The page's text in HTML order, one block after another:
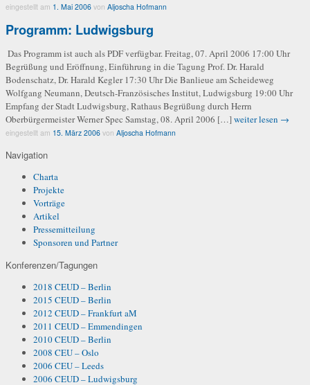
eingestellt am 1. Mai 2006 von Aljoscha Hofmann
Programm: Ludwigsburg
Das Programm ist auch als PDF verfügbar. Freitag, 07. April 2006 17:00 Uhr
Begrüßung und Eröffnung, Einführung in die Tagung Prof. Dr. Harald
Bodenschatz, Dr. Harald Kegler 17:30 Uhr Die Banlieue am Scheideweg
Wolfgang Neumann, Deutsch-Französisches Institut, Ludwigsburg 19:00 Uhr
Empfang der Stadt Ludwigsburg, Rathaus Begrüßung durch Herrn
Oberbürgermeister Werner Spec Samstag, 08. April 2006 […]weiter lesen →
eingestellt am 15. März 2006 von Aljoscha Hofmann
Navigation
Charta
Projekte
Vorträge
Artikel
Pressemitteilung
Sponsoren und Partner
Konferenzen/Tagungen
2018 CEUD – Berlin
2015 CEUD – Berlin
2012 CEUD – Frankfurt aM
2011 CEUD – Emmendingen
2010 CEUD – Berlin
2008 CEU – Oslo
2006 CEU – Leeds
2006 CEUD – Ludwigsburg